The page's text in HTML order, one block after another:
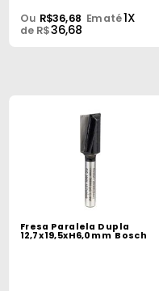
Ou R$36,68 Em até1X
de R$36,68
Fresa Paralela Dupla
12,7x19,5xH6,0mm Bosch